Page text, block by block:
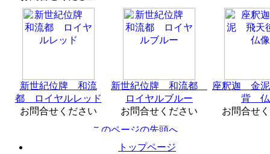
新世紀位牌 和流
都 ロイヤルレッド
お問合せください
新世紀位牌 和流都
ロイヤルブルー
お問合せください
座釈迦 金
背 仏
お問合せ
トップページ